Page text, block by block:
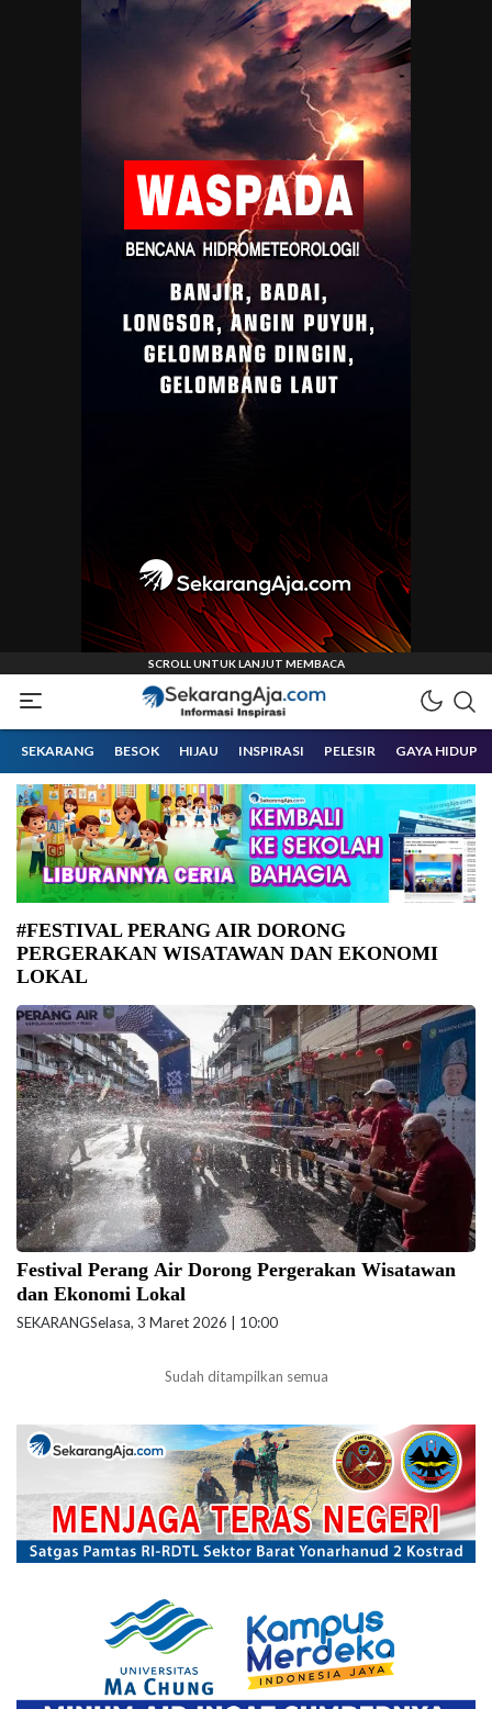
Sekarangaja
Informasi Inspirasi Malang Raya
SEKARANG BESOK HIJAU INSPIRASI PELESIR GAYA HIDUP
#FESTIVAL PERANG AIR DORONG
PERGERAKAN WISATAWAN DAN EKONOMI
LOKAL
Festival Perang Air 2026 di Kabupaten Kepulauan Meranti, Riau menjadi
salah satu event unggulan pariwisata daerah yang berdampak terhadap
pergerakan wisatawan. (Foto:Biro Komunikasi Kementerian Pariwisata)
Festival Perang Air Dorong Pergerakan Wisatawan
dan Ekonomi Lokal
SEKARANGSelasa, 3 Maret 2026 | 10:00
Sudah ditampilkan semua